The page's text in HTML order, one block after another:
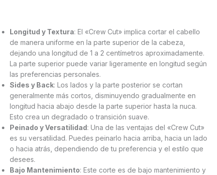
Longitud y Textura: El «Crew Cut» implica cortar el cabello
de manera uniforme en la parte superior de la cabeza,
dejando una longitud de 1 a 2 centímetros aproximadamente.
La parte superior puede variar ligeramente en longitud según
las preferencias personales.
Sides y Back: Los lados y la parte posterior se cortan
generalmente más cortos, disminuyendo gradualmente en
longitud hacia abajo desde la parte superior hasta la nuca.
Esto crea un degradado o transición suave.
Peinado y Versatilidad: Una de las ventajas del «Crew Cut»
es su versatilidad. Puedes peinarlo hacia arriba, hacia un lado
o hacia atrás, dependiendo de tu preferencia y el estilo que
desees.
Bajo Mantenimiento: Este corte es de bajo mantenimiento y